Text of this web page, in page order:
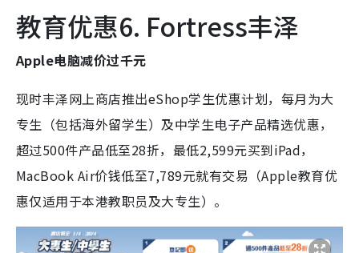
教育优惠6. Fortress丰泽
Apple电脑减价过千元
现时丰泽网上商店推出eShop学生优惠计划，每月为大
专生（包括海外留学生）及中学生电子产品精选优惠，
超过500件产品低至28折，最低2,599元买到iPad，
MacBook Air价钱低至7,789元就有交易（Apple教育优
惠仅适用于本港教职员及大专生）。